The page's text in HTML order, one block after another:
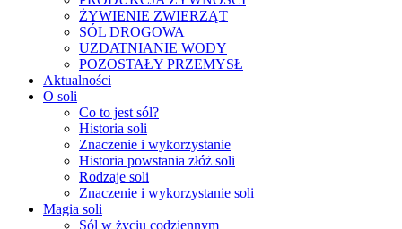
ŻYWIENIE ZWIERZĄT
SÓL DROGOWA
UZDATNIANIE WODY
POZOSTAŁY PRZEMYSŁ
Aktualności
O soli
Co to jest sól?
Historia soli
Znaczenie i wykorzystanie
Historia powstania złóż soli
Rodzaje soli
Znaczenie i wykorzystanie soli
Magia soli
Sól w życiu codziennym